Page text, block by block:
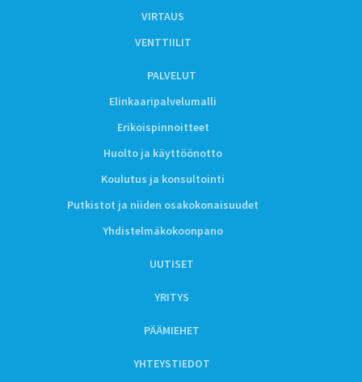
VIRTAUS
VENTTIILIT
PALVELUT
Elinkaaripalvelumalli
Erikoispinnoitteet
Huolto ja käyttöönotto
Koulutus ja konsultointi
Putkistot ja niiden osakokonaisuudet
Yhdistelmäkokoonpano
UUTISET
YRITYS
PÄÄMIEHET
YHTEYSTIEDOT